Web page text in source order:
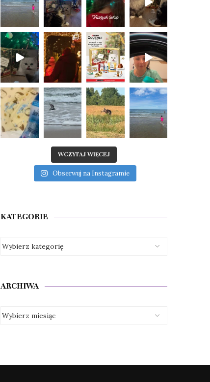
WCZYTAJ WIĘCEJ
Obserwuj na Instagramie
KATEGORIE
ARCHIWA